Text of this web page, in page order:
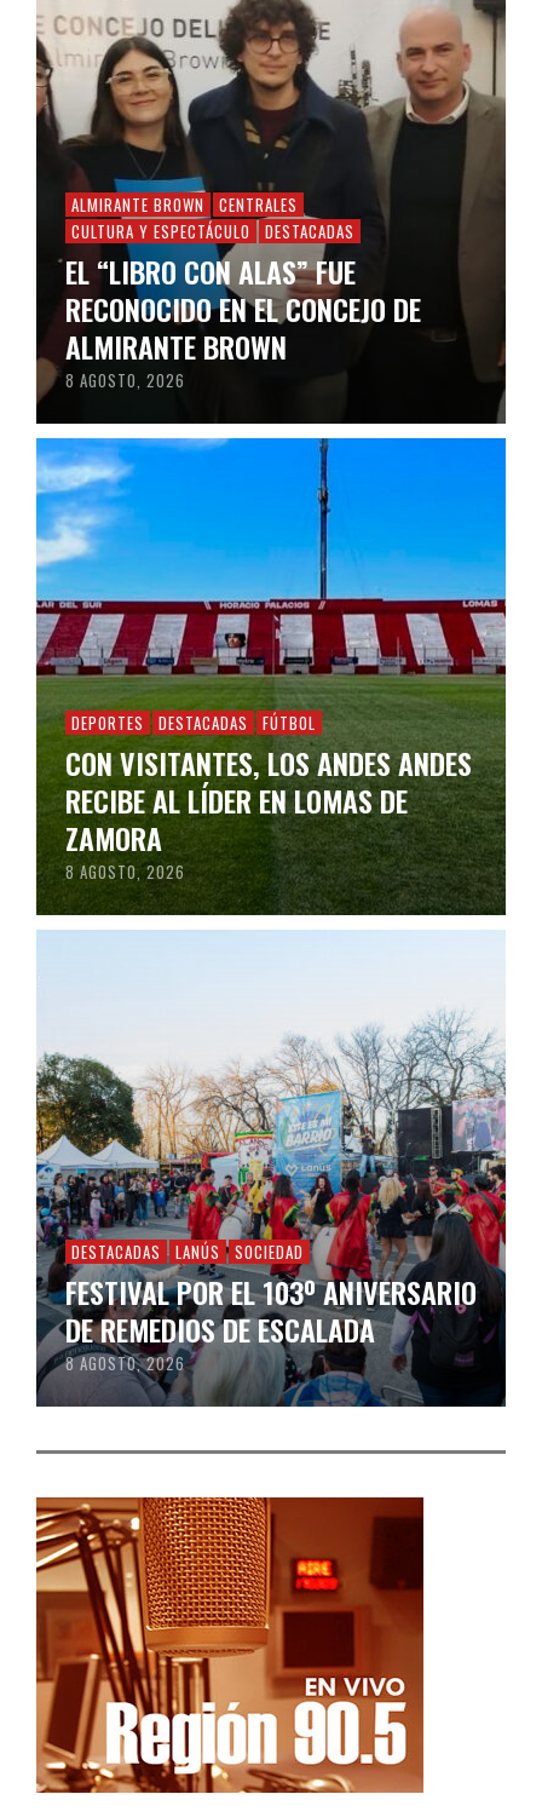
ALMIRANTE BROWN
CENTRALES
CULTURA Y ESPECTÁCULO
DESTACADAS
EL “LIBRO CON ALAS” FUE
RECONOCIDO EN EL CONCEJO DE
ALMIRANTE BROWN
8 AGOSTO, 2026
DEPORTES DESTACADAS FÚTBOL
CON VISITANTES, LOS ANDES ANDES
RECIBE AL LÍDER EN LOMAS DE
ZAMORA
8 AGOSTO, 2026
DESTACADAS LANÚS SOCIEDAD
FESTIVAL POR EL 103º ANIVERSARIO
DE REMEDIOS DE ESCALADA
8 AGOSTO, 2026